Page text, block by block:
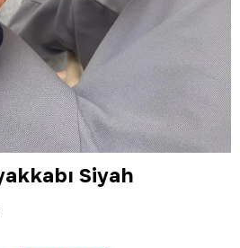
Siyah